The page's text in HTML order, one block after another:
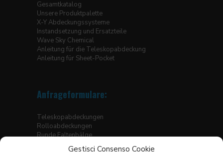
Gestisci Consenso Cookie
Gesamtkatalog
Unsere Produktpalette
X-Y Abdeckungssysteme
Instandsetzung und Ersatzteile
Wave Sky Chemical
Anleitung für die Teleskopabdeckung
Anleitung für Sheet-Pocket
Anfrageformulare:
Teleskopabdeckungen
Rolloabdeckungen
Runde Faltenbälge
Eckige Faltenbälge, genäht
Faltenbälge für Hubtische